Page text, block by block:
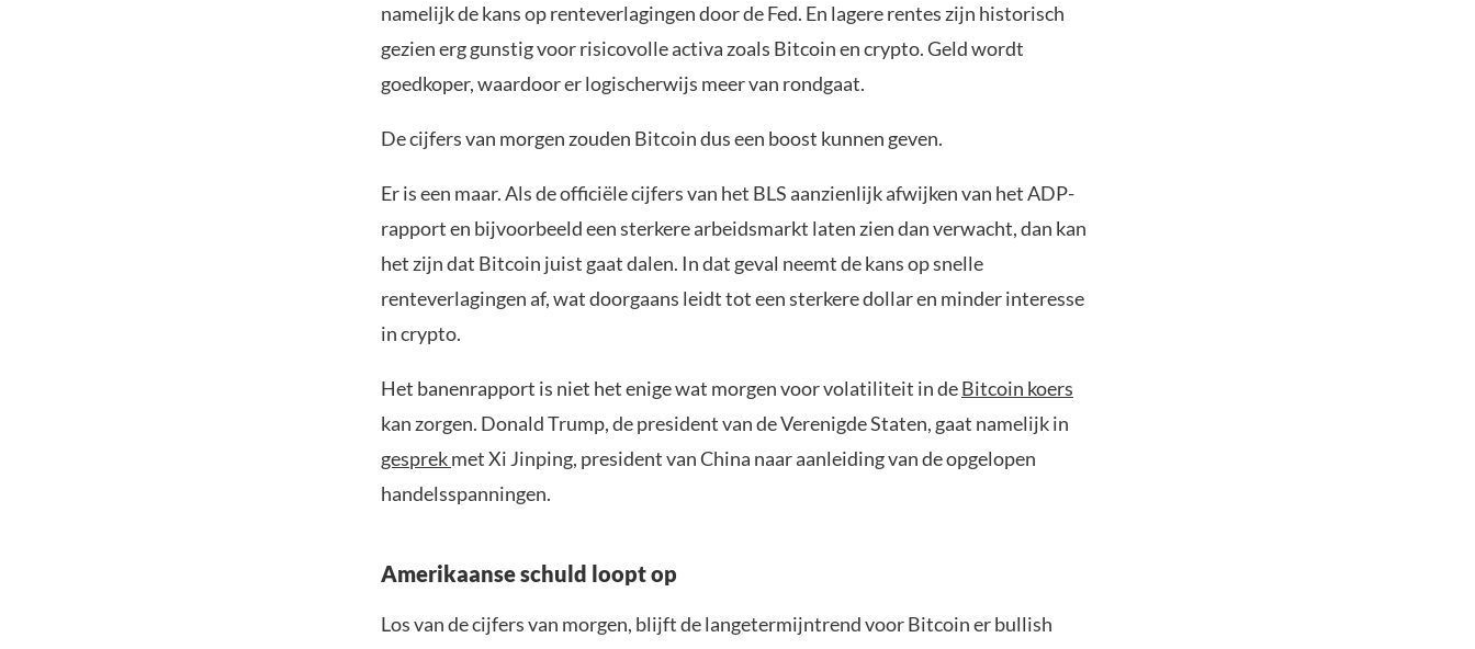
namelijk de kans op renteverlagingen door de Fed. En lagere rentes zijn historisch
gezien erg gunstig voor risicovolle activa zoals Bitcoin en crypto. Geld wordt
goedkoper, waardoor er logischerwijs meer van rondgaat.
De cijfers van morgen zouden Bitcoin dus een boost kunnen geven.
Er is een maar. Als de officiële cijfers van het BLS aanzienlijk afwijken van het ADP-
rapport en bijvoorbeeld een sterkere arbeidsmarkt laten zien dan verwacht, dan kan
het zijn dat Bitcoin juist gaat dalen. In dat geval neemt de kans op snelle
renteverlagingen af, wat doorgaans leidt tot een sterkere dollar en minder interesse
in crypto.
Het banenrapport is niet het enige wat morgen voor volatiliteit in deBitcoin koers
kan zorgen. Donald Trump, de president van de Verenigde Staten, gaat namelijk in
gesprekmet Xi Jinping, president van China naar aanleiding van de opgelopen
handelsspanningen.
Amerikaanse schuld loopt op
Los van de cijfers van morgen, blijft de langetermijntrend voor Bitcoin er bullish